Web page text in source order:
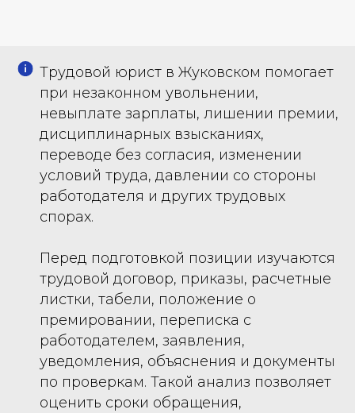
Трудовой юрист в Жуковском помогает
при незаконном увольнении,
невыплате зарплаты, лишении премии,
дисциплинарных взысканиях,
переводе без согласия, изменении
условий труда, давлении со стороны
работодателя и других трудовых
спорах.
Перед подготовкой позиции изучаются
трудовой договор, приказы, расчетные
листки, табели, положение о
премировании, переписка с
работодателем, заявления,
уведомления, объяснения и документы
по проверкам. Такой анализ позволяет
оценить сроки обращения,